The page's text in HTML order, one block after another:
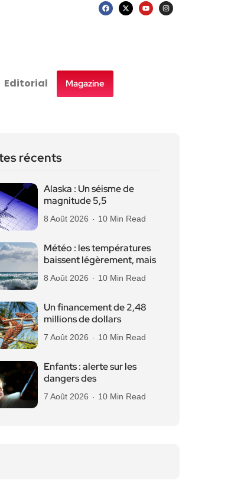
Editorial Magazine
récents
Alaska : Un séisme de
magnitude 5,5
8 Août 2026 10 Min Read
Météo : les températures
baissent légèrement, mais
8 Août 2026 10 Min Read
Un financement de 2,48
millions de dollars
7 Août 2026 10 Min Read
Enfants : alerte sur les
dangers des
7 Août 2026 10 Min Read